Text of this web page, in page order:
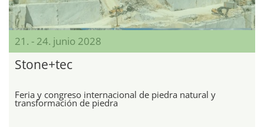
21. - 24. junio 2028
Stone+tec
Feria y congreso internacional de piedra natural y
transformación de piedra